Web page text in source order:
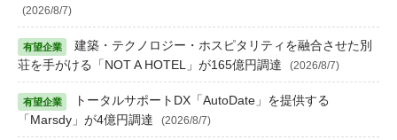
(2026/8/7)
建築・テクノロジー・ホスピタリティを融合させた別
荘を手がける「NOT A HOTEL」が165億円調達
(2026/8/7)
トータルサポートDX「AutoDate」を提供する
「Marsdy」が4億円調達
(2026/8/7)